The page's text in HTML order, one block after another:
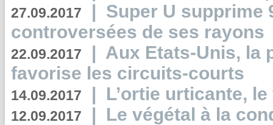
27.09.2017 | Super U supprime
controversées de ses rayons
22.09.2017 | Aux Etats-Unis, la
favorise les circuits-courts
14.09.2017 | L’ortie urticante,
12.09.2017 | Le végétal à la